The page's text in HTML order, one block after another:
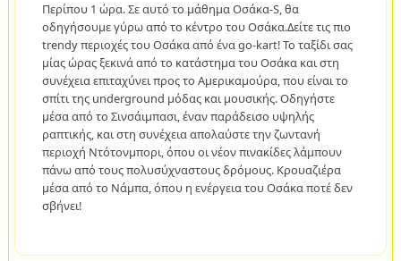
Περίπου 1 ώρα. Σε αυτό το μάθημα Οσάκα-S, θα
οδηγήσουμε γύρω από το κέντρο του Οσάκα.Δείτε τις πιο
trendy περιοχές του Οσάκα από ένα go-kart! Το ταξίδι σας
μίας ώρας ξεκινά από το κατάστημα του Οσάκα και στη
συνέχεια επιταχύνει προς το Αμερικαμούρα, που είναι το
σπίτι της underground μόδας και μουσικής. Οδηγήστε
μέσα από το Σινσάιμπασι, έναν παράδεισο υψηλής
ραπτικής, και στη συνέχεια απολαύστε την ζωντανή
περιοχή Ντότονμπορι, όπου οι νέον πινακίδες λάμπουν
πάνω από τους πολυσύχναστους δρόμους. Κρουαζιέρα
μέσα από το Νάμπα, όπου η ενέργεια του Οσάκα ποτέ δεν
σβήνει!